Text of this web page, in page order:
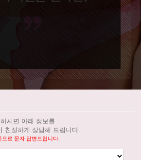
시면 아래 정보를
친절하게 상담해 드립니다.
로 문자 답변드립니다.